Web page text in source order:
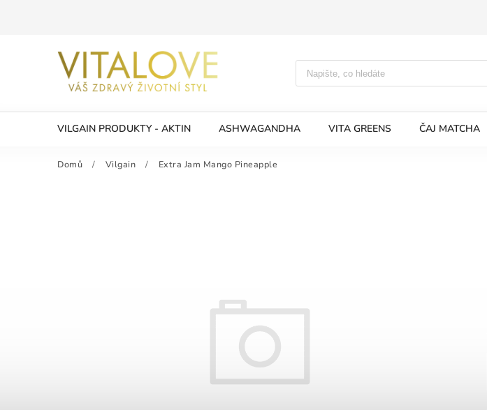
VILGAIN PRODUKTY - AKTIN ASHWAGANDHA VITA GREENS ČAJ MATCHA
Domů / Vilgain / Extra Jam Mango Pineapple